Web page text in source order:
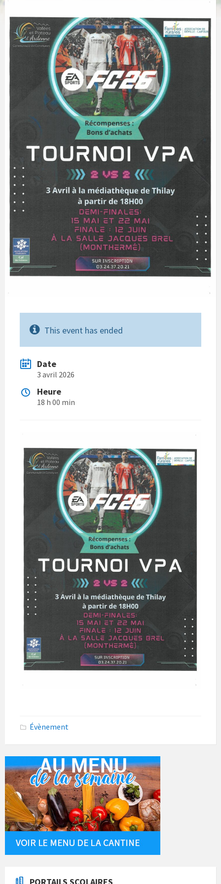
This event has ended
Date
3 avril 2026
Heure
18 h 00 min
Évènement